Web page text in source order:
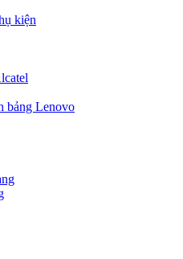
kiện
bảng Lenovo